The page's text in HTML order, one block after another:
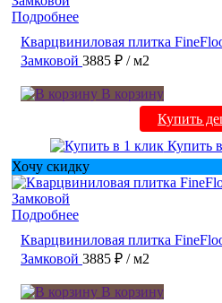
Подробнее
Кварцвиниловая плитка
Замковой 3885 ₽ / м2
В корзину
Купить
Купить
Хочу скидку
Подробнее
Кварцвиниловая плитка
Замковой 3885 ₽ / м2
В корзину